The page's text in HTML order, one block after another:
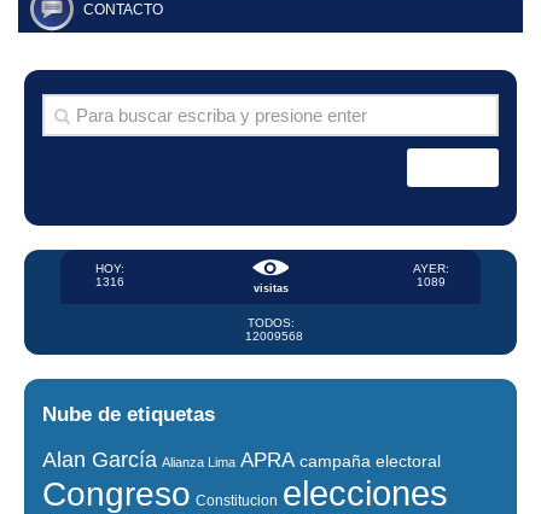
CONTACTO
visitas
HOY:
1316
AYER:
1089
TODOS:
12009568
Nube de etiquetas
Alan García Alianza Lima APRA campaña electoral
Congreso Constitucion elecciones